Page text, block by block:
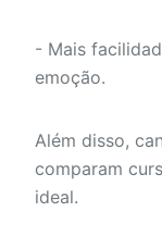
- Mais
emoção.
Além disso,
comparam
ideal.